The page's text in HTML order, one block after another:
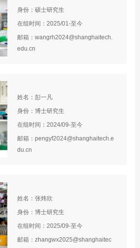
身份：硕士研究生
在组时间：2025/01-至今
邮箱：wangrh2024@shanghaitech.
edu.cn
姓名：彭一凡
身份：博士研究生
在组时间：2024/09-至今
邮箱：pengyf2024@shanghaitech.e
du.cn
姓名：张炜欣
身份：博士研究生
在组时间：2025/09-至今
邮箱：zhangwx2025@shanghaitec